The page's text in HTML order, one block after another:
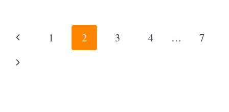
CREMA
Navegación
de
Página
anterior
1 2 3 4 …
7
Siguiente